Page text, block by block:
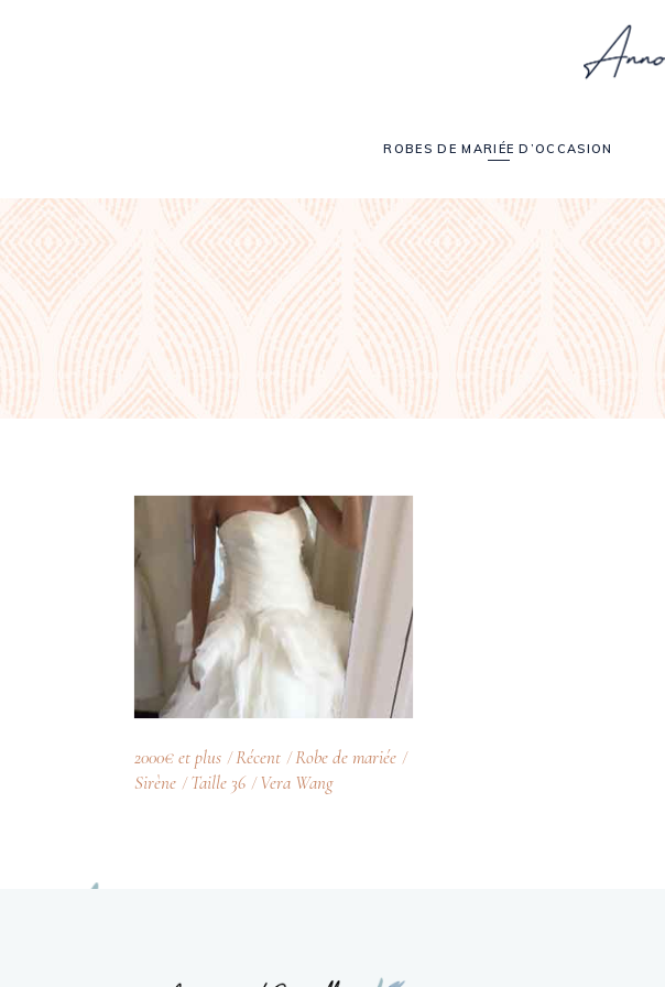
ROBES DE MARIÉE D’OCCASION
2000€ et plus Récent
Robe de mariée
Sirène
Taille 36 Vera Wang